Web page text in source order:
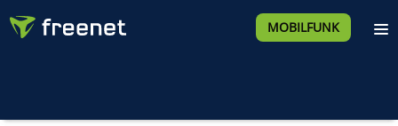
MOBILFUNK